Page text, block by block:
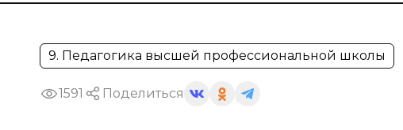
9. Педагогика высшей профессиональной школы
1591 Поделиться